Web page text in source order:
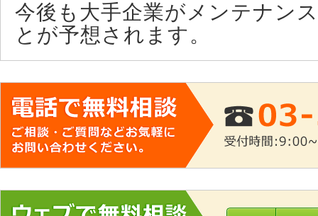
今後も大手企業がメンテナン
とが予想されます。